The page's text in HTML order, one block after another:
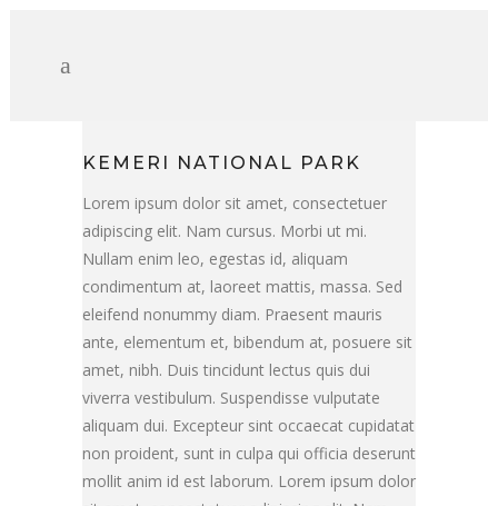
KEMERI NATIONAL PARK
Lorem ipsum dolor sit amet, consectetuer
adipiscing elit. Nam cursus. Morbi ut mi.
Nullam enim leo, egestas id, aliquam
condimentum at, laoreet mattis, massa. Sed
eleifend nonummy diam. Praesent mauris
ante, elementum et, bibendum at, posuere sit
amet, nibh. Duis tincidunt lectus quis dui
viverra vestibulum. Suspendisse vulputate
aliquam dui. Excepteur sint occaecat cupidatat
non proident, sunt in culpa qui officia deserunt
mollit anim id est laborum. Lorem ipsum dolor